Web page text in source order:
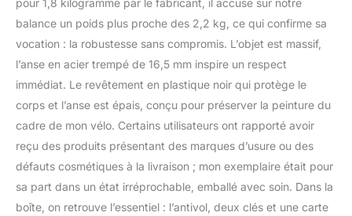
Power Cell protège
contre les chocs et
l'accès – Le cylindre
ABUS XPlus offre une
haute protection contre
les manipulations
balance un poids plus proche des 2,2 kg, ce qui confirme sa
vocation : la robustesse sans compromis. L’objet est massif,
l’anse en acier trempé de 16,5 mm inspire un respect
immédiat. Le revêtement en plastique noir qui protège le
corps et l’anse est épais, conçu pour préserver la peinture du
cadre de mon vélo. Certains utilisateurs ont rapporté avoir
reçu des produits présentant des marques d’usure ou des
défauts cosmétiques à la livraison ; mon exemplaire était pour
sa part dans un état irréprochable, emballé avec soin. Dans la
boîte, on retrouve l’essentiel : l’antivol, deux clés et une carte